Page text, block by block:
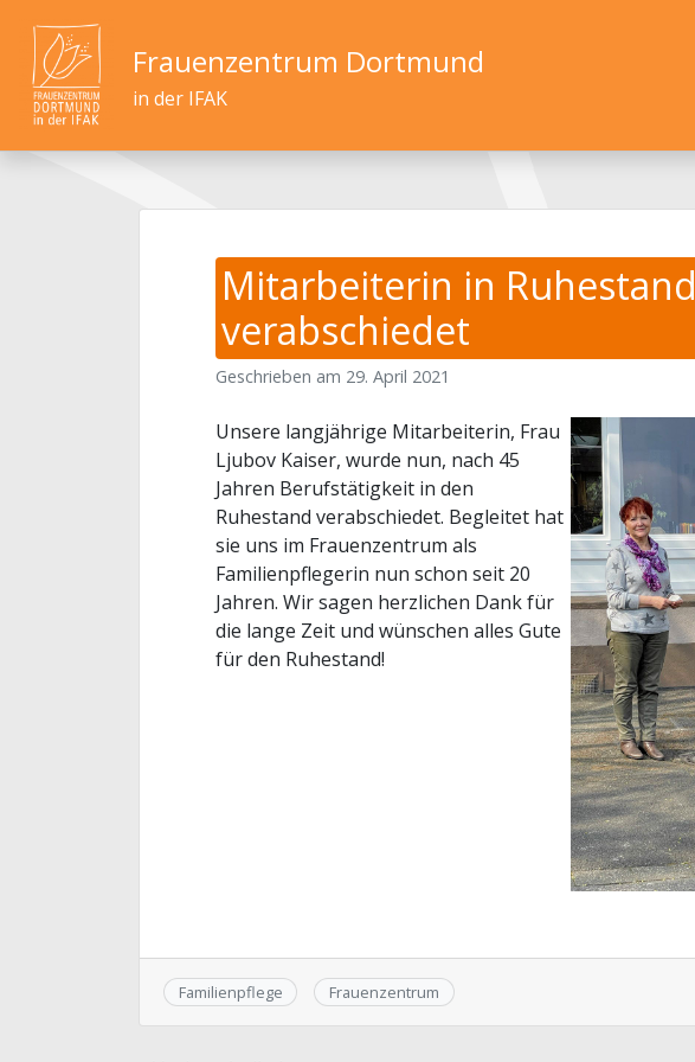
Frauenzentrum Dortmund
in der IFAK
Mitarbeiterin in Ruhestand
verabschiedet
Geschrieben am 29. April 2021
Unsere langjährige Mitarbeiterin, Frau
Ljubov Kaiser, wurde nun, nach 45
Jahren Berufstätigkeit in den
Ruhestand verabschiedet. Begleitet hat
sie uns im Frauenzentrum als
Familienpflegerin nun schon seit 20
Jahren. Wir sagen herzlichen Dank für
die lange Zeit und wünschen alles Gute
für den Ruhestand!
Familienpflege Frauenzentrum